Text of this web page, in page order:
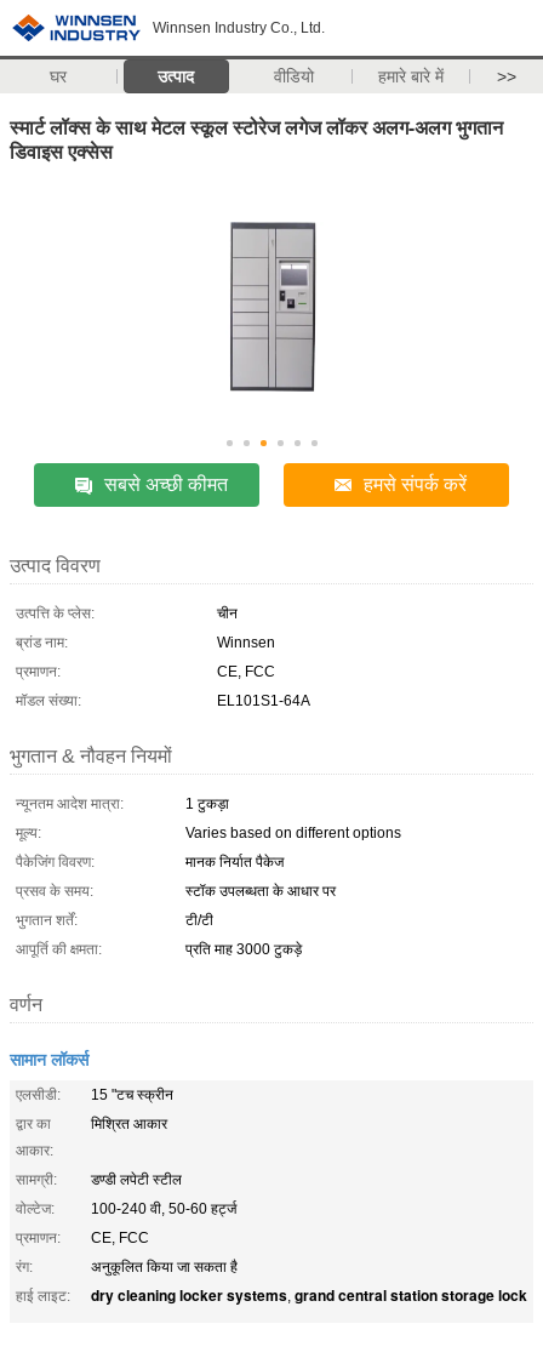
Winnsen Industry Co., Ltd.
घर उत्पाद वीडियो हमारे बारे में >>
स्मार्ट लॉक्स के साथ मेटल स्कूल स्टोरेज लगेज लॉकर अलग-अलग भुगतान
डिवाइस एक्सेस
सबसे अच्छी कीमत हमसे संपर्क करें
उत्पाद विवरण
उत्पत्ति के प्लेस:
चीन
ब्रांड नाम:
Winnsen
प्रमाणन:
CE, FCC
मॉडल संख्या:
EL101S1-64A
भुगतान & नौवहन नियमों
न्यूनतम आदेश मात्रा:
1 टुकड़ा
मूल्य:
Varies based on different options
पैकेजिंग विवरण:
मानक निर्यात पैकेज
प्रसव के समय:
स्टॉक उपलब्धता के आधार पर
भुगतान शर्तें:
टी/टी
आपूर्ति की क्षमता:
प्रति माह 3000 टुकड़े
वर्णन
सामान लॉकर्स
एलसीडी:
15 "टच स्क्रीन
द्वार का
आकार:
मिश्रित आकार
सामग्री:
डण्डी लपेटी स्टील
वोल्टेज:
100-240 वी, 50-60 हर्ट्ज
प्रमाणन:
CE, FCC
रंग:
अनुकूलित किया जा सकता है
हाई लाइट:
dry cleaning locker systems, grand central station storage lock